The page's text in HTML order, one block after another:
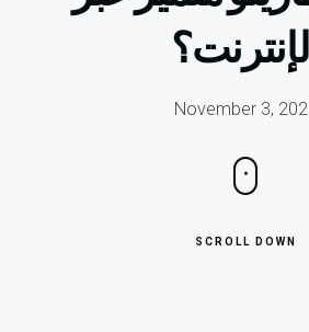
November 3,
SCROLL DOWN